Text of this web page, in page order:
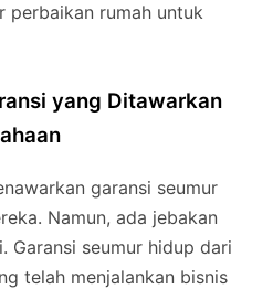
perbaikan rumah untuk
yang Ditawarkan
garansi seumur
Namun, ada jebakan
Garansi seumur hidup dari
telah menjalankan bisnis